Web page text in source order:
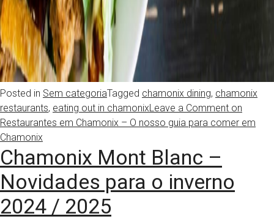
Posted in Sem categoriaTagged chamonix dining, chamonix
restaurants, eating out in chamonixLeave a Comment on
Restaurantes em Chamonix – O nosso guia para comer em
Chamonix
Chamonix Mont Blanc –
Novidades para o inverno
2024 / 2025